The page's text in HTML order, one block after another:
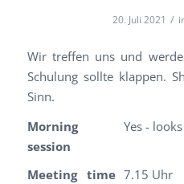
20. Juli 2021 /
Wir treffen uns und
Schulung sollte klappen.
Sinn.
Morning
session
Yes -
Meeting time 7.15 Uhr